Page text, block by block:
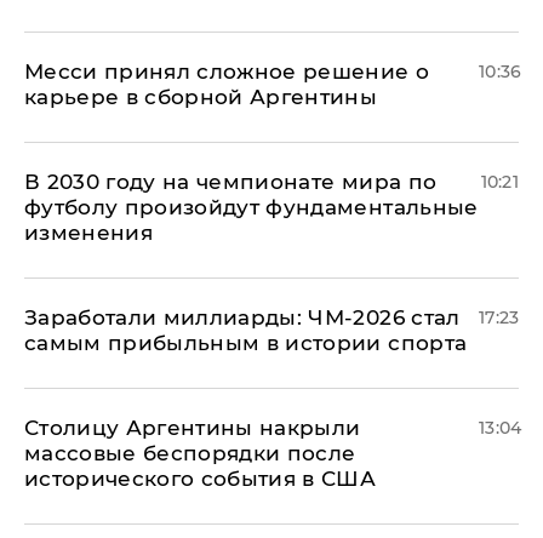
Месси принял сложное решение о
карьере в сборной Аргентины
10:36
В 2030 году на чемпионате мира по
футболу произойдут фундаментальные
изменения
10:21
Заработали миллиарды: ЧМ-2026 стал
самым прибыльным в истории спорта
17:23
Столицу Аргентины накрыли
массовые беспорядки после
исторического события в США
13:04